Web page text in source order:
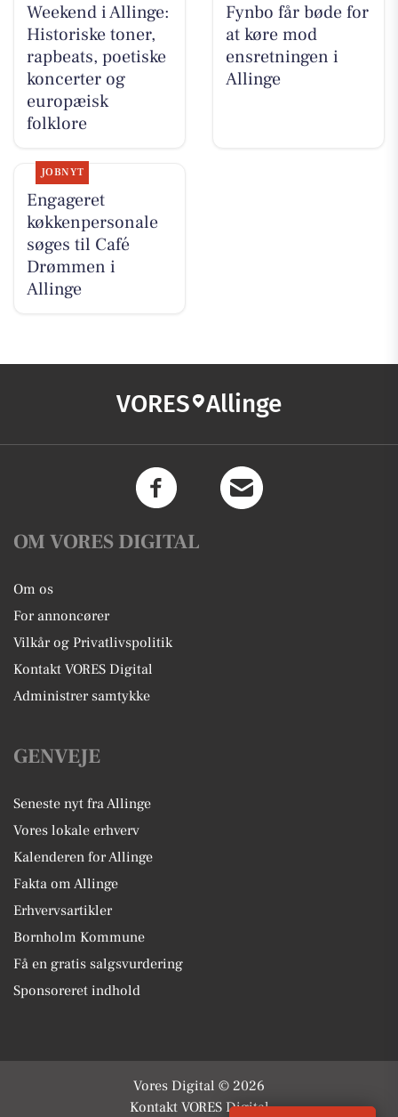
Weekend i Allinge:
Historiske toner,
rapbeats, poetiske
koncerter og
europæisk
folklore
Fynbo får bøde for
at køre mod
ensretningen i
Allinge
JOBNYT
Engageret
køkkenpersonale
søges til Café
Drømmen i
Allinge
VORES Allinge
OM VORES DIGITAL
Om os
For annoncører
Vilkår og Privatlivspolitik
Kontakt VORES Digital
Administrer samtykke
GENVEJE
Seneste nyt fra Allinge
Vores lokale erhverv
Kalenderen for Allinge
Fakta om Allinge
Erhvervsartikler
Bornholm Kommune
Få en gratis salgsvurdering
Sponsoreret indhold
Vores Digital © 2026
Kontakt VORES Digital